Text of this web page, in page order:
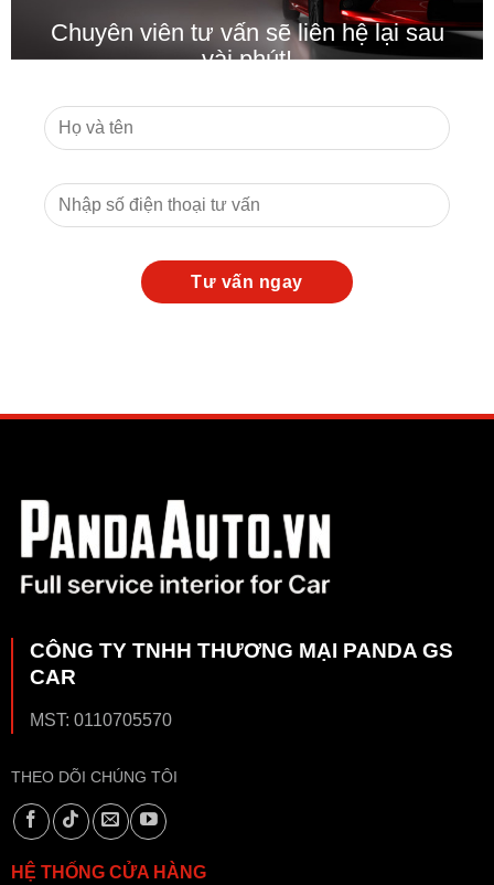
Chuyên viên tư vấn sẽ liên hệ lại sau
vài phút!
CÔNG TY TNHH THƯƠNG MẠI PANDA GS
CAR
MST: 0110705570
THEO DÕI CHÚNG TÔI
HỆ THỐNG CỬA HÀNG